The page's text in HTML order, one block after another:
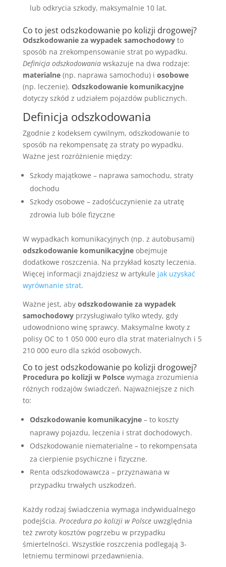
lub odkrycia szkody, maksymalnie 10 lat.
Co to jest odszkodowanie po kolizji drogowej?
Odszkodowanie za wypadek samochodowyto
sposób na zrekompensowanie strat po wypadku.
Definicja odszkodowaniawskazuje na dwa rodzaje:
materialne(np. naprawa samochodu) i osobowe
(np. leczenie). Odszkodowanie komunikacyjne
dotyczy szkód z udziałem pojazdów publicznych.
Definicja odszkodowania
Zgodnie z kodeksem cywilnym, odszkodowanie to
sposób na rekompensatę za straty po wypadku.
Ważne jest rozróżnienie między:
Szkody majątkowe – naprawa samochodu, straty
dochodu
Szkody osobowe – zadośćuczynienie za utratę
zdrowia lub bóle fizyczne
W wypadkach komunikacyjnych (np. z autobusami)
odszkodowanie komunikacyjneobejmuje
dodatkowe roszczenia. Na przykład koszty leczenia.
Więcej informacji znajdziesz w artykule jak uzyskać
wyrównanie strat.
Ważne jest, aby odszkodowanie za wypadek
samochodowyprzysługiwało tylko wtedy, gdy
udowodniono winę sprawcy. Maksymalne kwoty z
polisy OC to 1 050 000 euro dla strat materialnych i 5
210 000 euro dla szkód osobowych.
Co to jest odszkodowanie po kolizji drogowej?
Procedura po kolizji w Polscewymaga zrozumienia
różnych rodzajów świadczeń. Najważniejsze z nich
to:
Odszkodowanie komunikacyjne– to koszty
naprawy pojazdu, leczenia i strat dochodowych.
Odszkodowanie niematerialne – to rekompensata
za cierpienie psychiczne i fizyczne.
Renta odszkodowawcza – przyznawana w
przypadku trwałych uszkodzeń.
Każdy rodzaj świadczenia wymaga indywidualnego
podejścia. Procedura po kolizji w Polsceuwzględnia
też zwroty kosztów pogrzebu w przypadku
śmiertelności. Wszystkie roszczenia podlegają 3-
letniemu terminowi przedawnienia.